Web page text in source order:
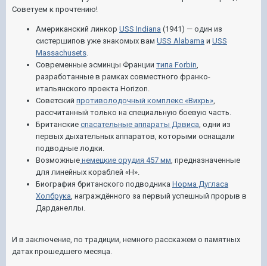
Советуем к прочтению!
Американский линкор USS Indiana (1941) — один из
систершипов уже знакомых вам USS Alabama и USS
Massachusets.
Современные эсминцы Франции типа Forbin,
разработанные в рамках совместного франко-
итальянского проекта Horizon.
Советский противолодочный комплекс «Вихрь»,
рассчитанный только на специальную боевую часть.
Британские спасательные аппараты Дэвиса, одни из
первых дыхательных аппаратов, которыми оснащали
подводные лодки.
Возможные немецкие орудия 457 мм, предназначенные
для линейных кораблей «H».
Биография британского подводника Норма Дугласа
Холбрука, награждённого за первый успешный прорыв в
Дарданеллы.
И в заключение, по традиции, немного расскажем о памятных
датах прошедшего месяца.